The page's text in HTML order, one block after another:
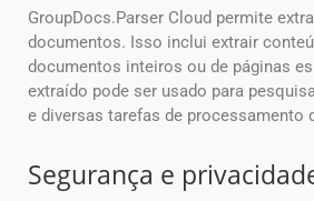
GroupDocs.Parser Cloud permite
documentos. Isso inclui extrair
documentos inteiros ou de páginas
extraído pode ser usado para
e diversas tarefas de processamento
Segurança e